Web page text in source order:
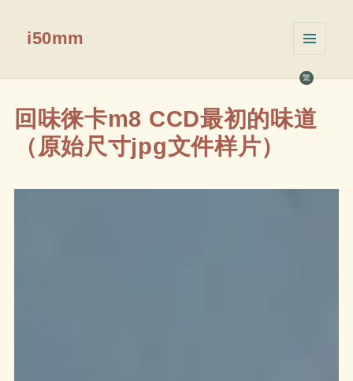
繁
i50mm
挂件
回味徕卡m8 CCD最初的味道
（原始尺寸jpg文件样片）